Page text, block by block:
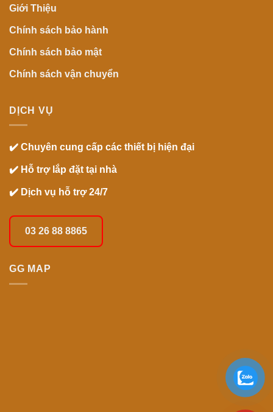
Giới Thiệu
Chính sách bảo hành
Chính sách bảo mật
Chính sách vận chuyển
DỊCH VỤ
✔️ Chuyên cung cấp các thiết bị hiện đại
✔️ Hỗ trợ lắp đặt tại nhà
✔️ Dịch vụ hỗ trợ 24/7
03 26 88 8865
GG MAP